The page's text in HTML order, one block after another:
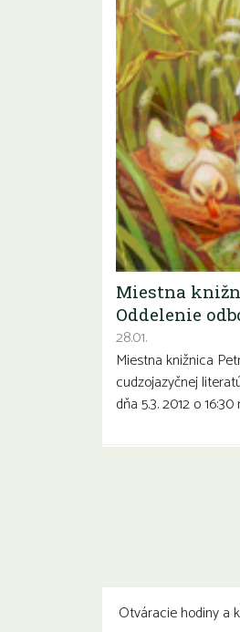
Miestna
Oddelenie
28.01.
Miestna knižnica
cudzojazyčnej
dňa 5.3. 2012 o
Otváracie hodiny a